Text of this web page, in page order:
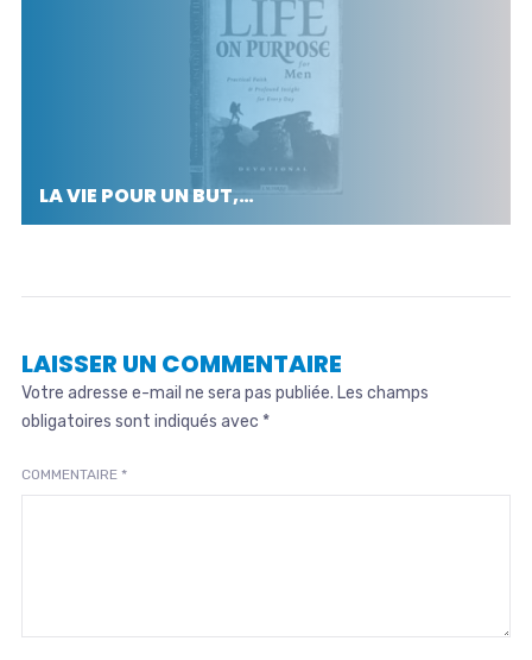
LA VIE POUR UN BUT,…
LAISSER UN COMMENTAIRE
Votre adresse e-mail ne sera pas publiée. Les champs
obligatoires sont indiqués avec *
COMMENTAIRE *